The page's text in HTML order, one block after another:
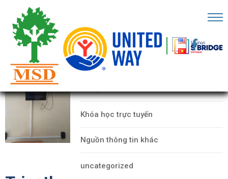
CATEGORIES
Khóa học trực tuyến
Nguồn thông tin khác
uncategorized